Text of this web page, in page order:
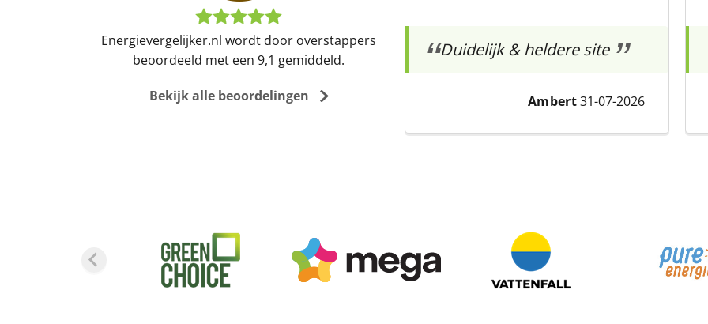
Energievergelijker.nl wordt door overstappers
beoordeeld met een 9,1 gemiddeld.
Bekijk alle beoordelingen
Duidelijk & heldere site
Ambert31-07-2026